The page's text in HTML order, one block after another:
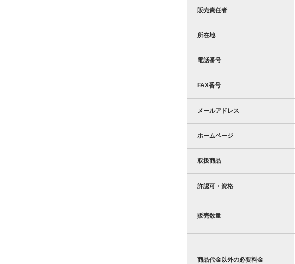
販売責任者
所在地
電話番号
FAX番号
メールアドレス
ホームページ
取扱商品
許認可・資格
販売数量
商品代金以外の必要料金